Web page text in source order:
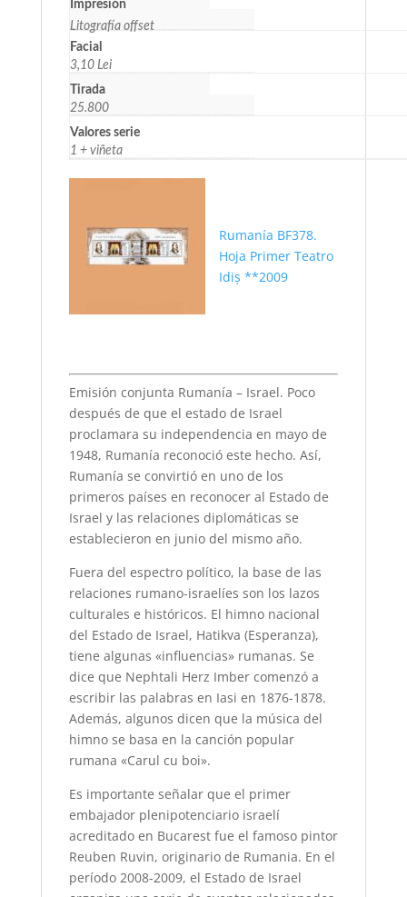
Impresión
Litografía offset
Facial
3,10 Lei
Tirada
25.800
Valores serie
1 + viñeta
Rumanía BF378.
Hoja Primer Teatro
Idiș **2009
Emisión conjunta Rumanía – Israel. Poco
después de que el estado de Israel
proclamara su independencia en mayo de
1948, Rumanía reconoció este hecho. Así,
Rumanía se convirtió en uno de los
primeros países en reconocer al Estado de
Israel y las relaciones diplomáticas se
establecieron en junio del mismo año.
Fuera del espectro político, la base de las
relaciones rumano-israelíes son los lazos
culturales e históricos. El himno nacional
del Estado de Israel, Hatikva (Esperanza),
tiene algunas «influencias» rumanas. Se
dice que Nephtali Herz Imber comenzó a
escribir las palabras en Iasi en 1876-1878.
Además, algunos dicen que la música del
himno se basa en la canción popular
rumana «Carul cu boi».
Es importante señalar que el primer
embajador plenipotenciario israelí
acreditado en Bucarest fue el famoso pintor
Reuben Ruvin, originario de Rumania. En el
período 2008-2009, el Estado de Israel